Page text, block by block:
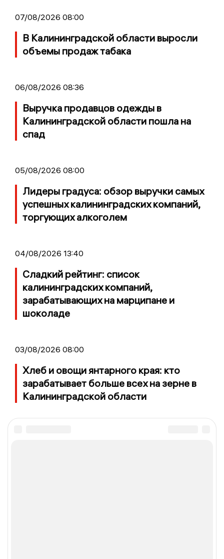
07/08/2026 08:00
В Калининградской области выросли
объемы продаж табака
06/08/2026 08:36
Выручка продавцов одежды в
Калининградской области пошла на
спад
05/08/2026 08:00
Лидеры градуса: обзор выручки самых
успешных калининградских компаний,
торгующих алкоголем
04/08/2026 13:40
Сладкий рейтинг: список
калининградских компаний,
зарабатывающих на марципане и
шоколаде
03/08/2026 08:00
Хлеб и овощи янтарного края: кто
зарабатывает больше всех на зерне в
Калининградской области